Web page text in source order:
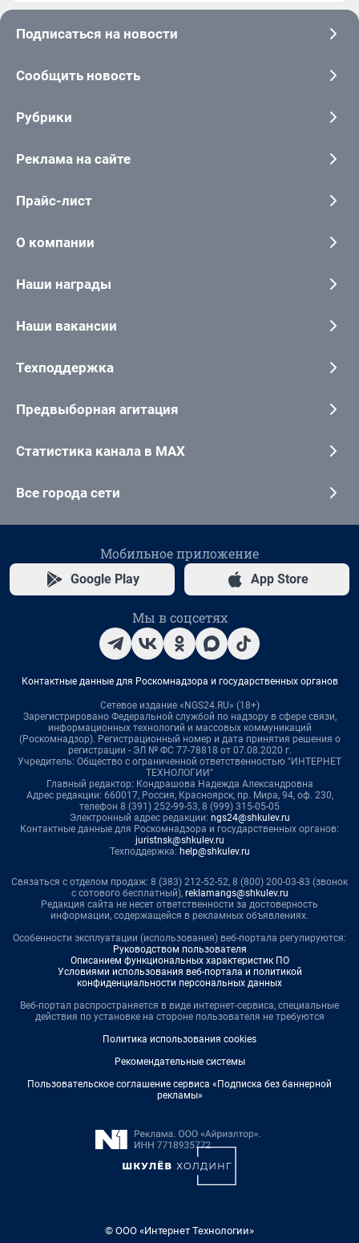
Подписаться на новости
Сообщить новость
Рубрики
Реклама на сайте
Прайс-лист
О компании
Наши награды
Наши вакансии
Техподдержка
Предвыборная агитация
Статистика канала в MAX
Все города сети
Мобильное приложение
Google Play App Store
Мы в соцсетях
Контактные данные для Роскомнадзора и государственных органов
Сетевое издание «NGS24.RU» (18+)
Зарегистрировано Федеральной службой по надзору в сфере связи,
информационных технологий и массовых коммуникаций
(Роскомнадзор). Регистрационный номер и дата принятия решения о
регистрации - ЭЛ № ФС 77-78818 от 07.08.2020 г.
Учредитель: Общество с ограниченной ответственностью "ИНТЕРНЕТ
ТЕХНОЛОГИИ"
Главный редактор: Кондрашова Надежда Александровна
Адрес редакции: 660017, Россия, Красноярск, пр. Мира, 94, оф. 230,
телефон 8 (391) 252-99-53, 8 (999) 315-05-05
Электронный адрес редакции: ngs24@shkulev.ru
Контактные данные для Роскомнадзора и государственных органов:
juristnsk@shkulev.ru
Техподдержка: help@shkulev.ru
Связаться с отделом продаж: 8 (383) 212-52-52, 8 (800) 200-03-83 (звонок
с сотового бесплатный), reklamangs@shkulev.ru
Редакция сайта не несет ответственности за достоверность
информации, содержащейся в рекламных объявлениях.
Особенности эксплуатации (использования) веб-портала регулируются:
Руководством пользователя
Описанием функциональных характеристик ПО
Условиями использования веб-портала и политикой
конфиденциальности персональных данных
Веб-портал распространяется в виде интернет-сервиса, специальные
действия по установке на стороне пользователя не требуются
Политика использования cookies
Рекомендательные системы
Пользовательское соглашение сервиса «Подписка без баннерной
рекламы»
© ООО «Интернет Технологии»